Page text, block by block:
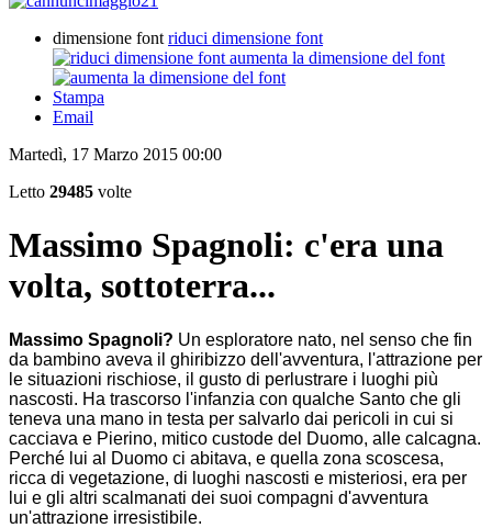
dimensione font riduci dimensione font
aumenta la dimensione del font
Stampa
Email
Martedì, 17 Marzo 2015 00:00
Letto 29485 volte
Massimo Spagnoli: c'era una
volta, sottoterra...
Massimo Spagnoli? Un esploratore nato, nel senso che fin
da bambino aveva il ghiribizzo dell'avventura, l'attrazione per
le situazioni rischiose, il gusto di perlustrare i luoghi più
nascosti. Ha trascorso l'infanzia con qualche Santo che gli
teneva una mano in testa per salvarlo dai pericoli in cui si
cacciava e Pierino, mitico custode del Duomo, alle calcagna.
Perché lui al Duomo ci abitava, e quella zona scoscesa,
ricca di vegetazione, di luoghi nascosti e misteriosi, era per
lui e gli altri scalmanati dei suoi compagni d'avventura
un'attrazione irresistibile.